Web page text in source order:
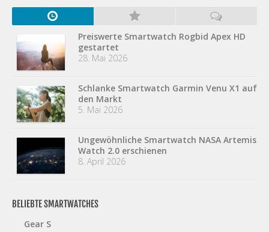
Preiswerte Smartwatch Rogbid Apex HD
gestartet
28. Mai 2026
Schlanke Smartwatch Garmin Venu X1 auf
den Markt
5. Mai 2026
Ungewöhnliche Smartwatch NASA Artemis
Watch 2.0 erschienen
8. April 2026
BELIEBTE SMARTWATCHES
Gear S